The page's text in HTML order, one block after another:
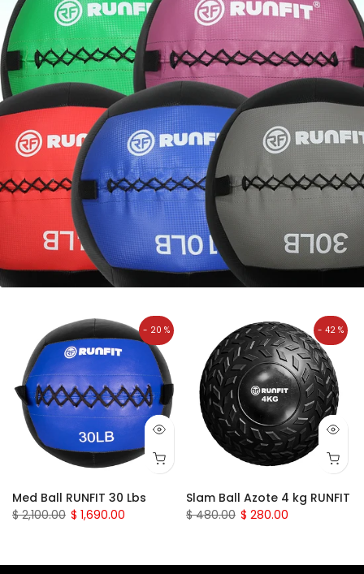
- 35 %
Slam Ball Azote 6 kg RUNFIT
$ 490.00 $ 320.00
Agotado
Slam Ball Azote 8 kg RUNFIT
$ 370.00